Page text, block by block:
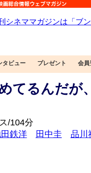
タビュー プレゼント 会員
てるんだが
/104分
鉄洋 田中圭
品川